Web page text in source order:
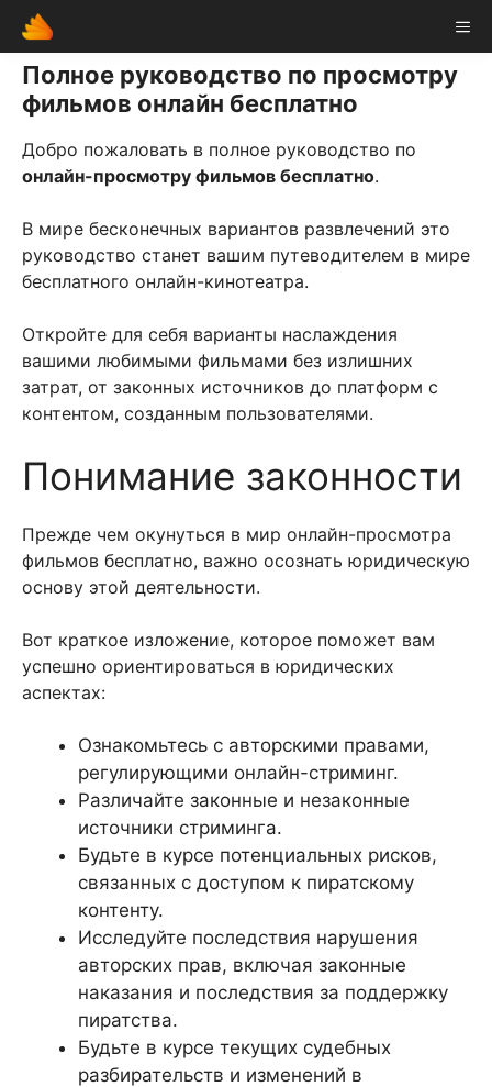
Skip
content
Полное руководство по просмотру
фильмов онлайн бесплатно
Добро пожаловать в полное руководство по
онлайн-просмотру фильмов бесплатно.
В мире бесконечных вариантов развлечений это
руководство станет вашим путеводителем в мире
бесплатного онлайн-кинотеатра.
Откройте для себя варианты наслаждения
вашими любимыми фильмами без излишних
затрат, от законных источников до платформ с
контентом, созданным пользователями.
Понимание законности
Прежде чем окунуться в мир онлайн-просмотра
фильмов бесплатно, важно осознать юридическую
основу этой деятельности.
Вот краткое изложение, которое поможет вам
успешно ориентироваться в юридических
аспектах:
Ознакомьтесь с авторскими правами,
регулирующими онлайн-стриминг.
Различайте законные и незаконные
источники стриминга.
Будьте в курсе потенциальных рисков,
связанных с доступом к пиратскому
контенту.
Исследуйте последствия нарушения
авторских прав, включая законные
наказания и последствия за поддержку
пиратства.
Будьте в курсе текущих судебных
разбирательств и изменений в